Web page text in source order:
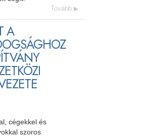
Tovább
A
cégekkel és
szoros